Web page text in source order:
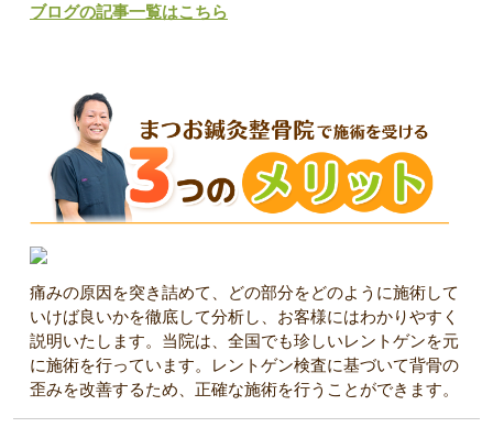
ブログの記事一覧はこちら
痛みの原因を突き詰めて、どの部分をどのように施術して
いけば良いかを徹底して分析し、お客様にはわかりやすく
説明いたします。当院は、全国でも珍しいレントゲンを元
に施術を行っています。レントゲン検査に基づいて背骨の
歪みを改善するため、正確な施術を行うことができます。